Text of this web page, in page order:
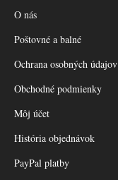
O nás
Poštovné a balné
Ochrana osobných údajov
Obchodné podmienky
Môj účet
História objednávok
PayPal platby